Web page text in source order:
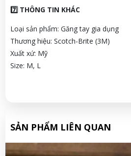
7️⃣ THÔNG TIN KHÁC
Loại sản phẩm: Găng tay gia dụng
Thương hiệu: Scotch-Brite (3M)
Xuất xứ: Mỹ
Size: M, L
SẢN PHẨM LIÊN QUAN